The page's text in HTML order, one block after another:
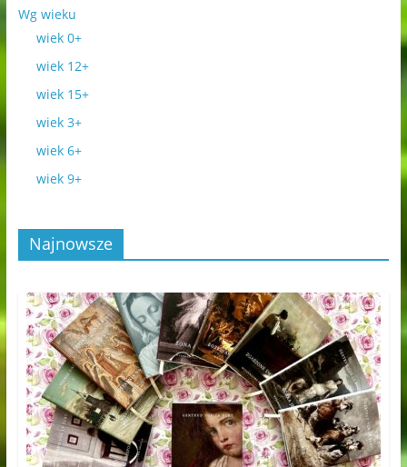
Wg wieku
wiek 0+
wiek 12+
wiek 15+
wiek 3+
wiek 6+
wiek 9+
Najnowsze